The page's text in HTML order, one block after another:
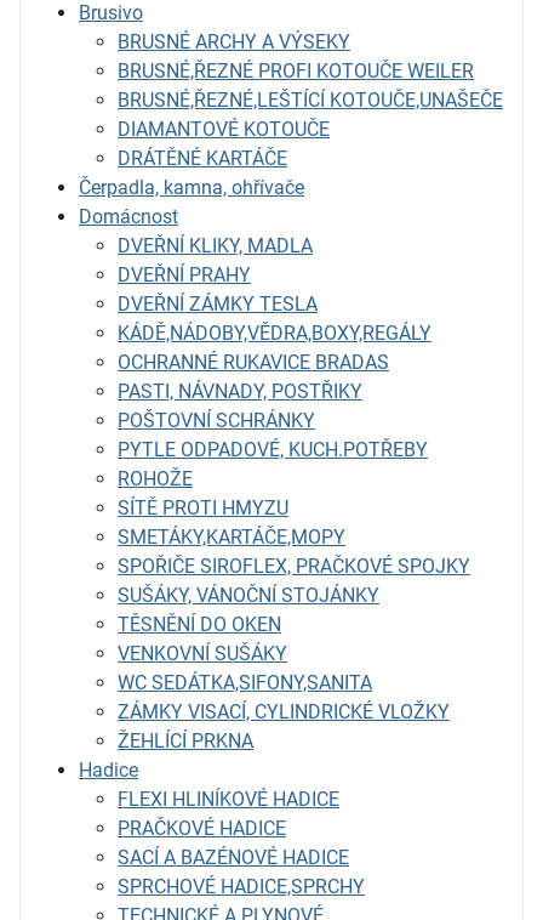
Brusivo
BRUSNÉ ARCHY A VÝSEKY
BRUSNÉ,ŘEZNÉ PROFI KOTOUČE WEILER
BRUSNÉ,ŘEZNÉ,LEŠTÍCÍ KOTOUČE,UNAŠEČE
DIAMANTOVÉ KOTOUČE
DRÁTĚNÉ KARTÁČE
Čerpadla, kamna, ohřívače
Domácnost
DVEŘNÍ KLIKY, MADLA
DVEŘNÍ PRAHY
DVEŘNÍ ZÁMKY TESLA
KÁDĚ,NÁDOBY,VĚDRA,BOXY,REGÁLY
OCHRANNÉ RUKAVICE BRADAS
PASTI, NÁVNADY, POSTŘIKY
POŠTOVNÍ SCHRÁNKY
PYTLE ODPADOVÉ, KUCH.POTŘEBY
ROHOŽE
SÍTĚ PROTI HMYZU
SMETÁKY,KARTÁČE,MOPY
SPOŘIČE SIROFLEX, PRAČKOVÉ SPOJKY
SUŠÁKY, VÁNOČNÍ STOJÁNKY
TĚSNĚNÍ DO OKEN
VENKOVNÍ SUŠÁKY
WC SEDÁTKA,SIFONY,SANITA
ZÁMKY VISACÍ, CYLINDRICKÉ VLOŽKY
ŽEHLÍCÍ PRKNA
Hadice
FLEXI HLINÍKOVÉ HADICE
PRAČKOVÉ HADICE
SACÍ A BAZÉNOVÉ HADICE
SPRCHOVÉ HADICE,SPRCHY